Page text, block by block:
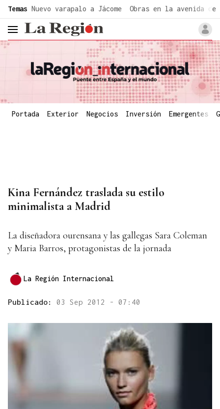
Temas Nuevo varapalo a Jácome Obras en la avenida de
header.menu.open
Portada Exterior Negocios Inversión Emergentes
Kina Fernández traslada su estilo
minimalista a Madrid
La diseñadora ourensana y las gallegas Sara Coleman
y Maria Barros, protagonistas de la jornada
La Región Internacional
Publicado: 03 Sep 2012 - 07:40